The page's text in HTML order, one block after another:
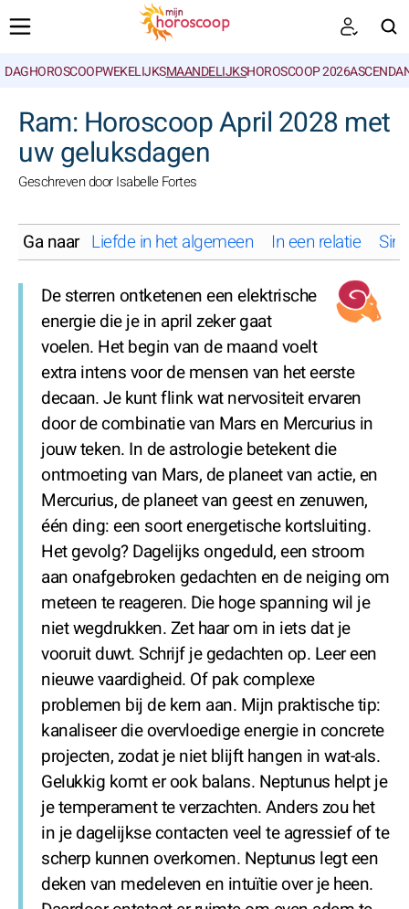
DAGHOROSCOOPWEKELIJKSMAANDELIJKSHOROSCOOP 2026
Ram: Horoscoop April 2028 met
uw geluksdagen
Geschreven door Isabelle Fortes
Ga naar Liefde in het algemeen In een relatie
De sterren ontketenen een elektrische
energie die je in april zeker gaat
voelen. Het begin van de maand voelt
extra intens voor de mensen van het eerste
decaan. Je kunt flink wat nervositeit ervaren
door de combinatie van Mars en Mercurius in
jouw teken. In de astrologie betekent die
ontmoeting van Mars, de planeet van actie, en
Mercurius, de planeet van geest en zenuwen,
één ding: een soort energetische kortsluiting.
Het gevolg? Dagelijks ongeduld, een stroom
aan onafgebroken gedachten en de neiging om
meteen te reageren. Die hoge spanning wil je
niet wegdrukken. Zet haar om in iets dat je
vooruit duwt. Schrijf je gedachten op. Leer een
nieuwe vaardigheid. Of pak complexe
problemen bij de kern aan. Mijn praktische tip:
kanaliseer die overvloedige energie in concrete
projecten, zodat je niet blijft hangen in wat-als.
Gelukkig komt er ook balans. Neptunus helpt je
je temperament te verzachten. Anders zou het
in je dagelijkse contacten veel te agressief of te
scherp kunnen overkomen. Neptunus legt een
deken van medeleven en intuïtie over je heen.